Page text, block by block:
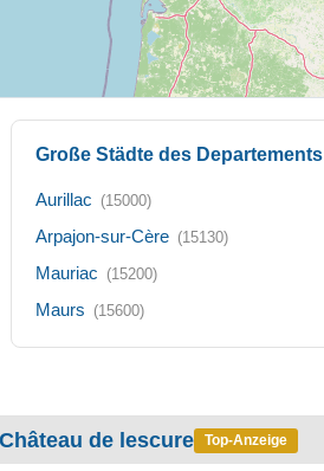
Große Städte des Departements
Aurillac (15000)
Arpajon-sur-Cère (15130)
Mauriac (15200)
Maurs (15600)
Château de lescure Top-Anzeige